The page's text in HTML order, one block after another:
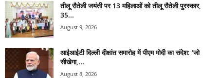
तीलू रौतेली जयंती पर 13 महिलाओं को तीलू रौतेली पुरस्कार,
35...
August 9, 2026
आईआईटी दिल्ली दीक्षांत समारोह में पीएम मोदी का संदेश: ‘जो
सीखेगा,...
August 8, 2026